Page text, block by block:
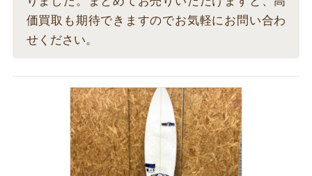
価買取も期待できますのでお気軽にお問い合わ
せください。